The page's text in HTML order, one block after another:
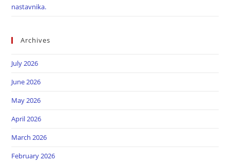
nastavnika.
Archives
July 2026
June 2026
May 2026
April 2026
March 2026
February 2026